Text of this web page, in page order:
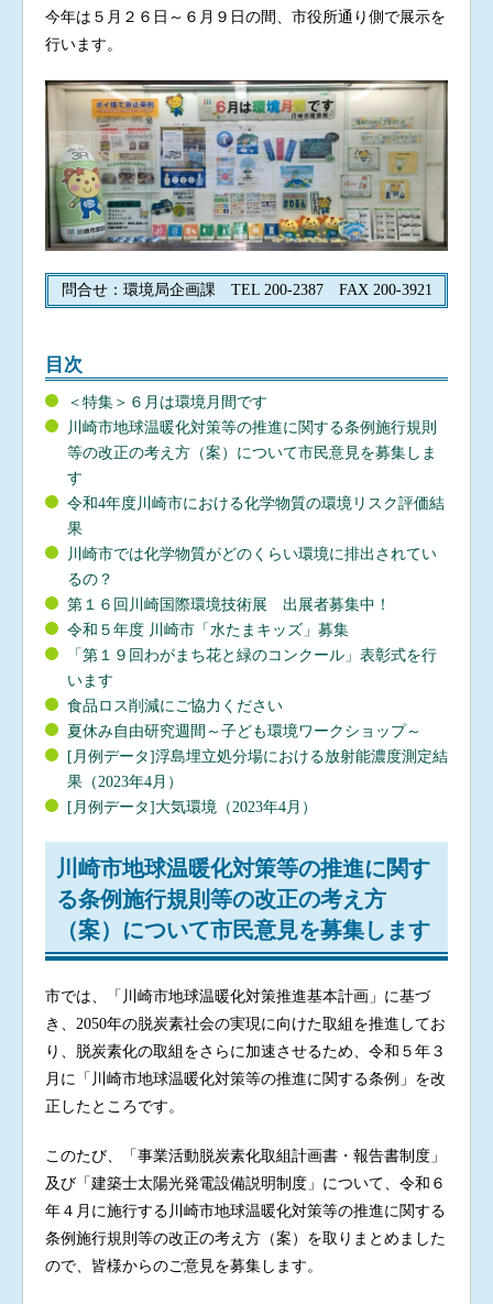
今年は５月２６日～６月９日の間、市役所通り側で展示を
行います。
問合せ：環境局企画課 TEL 200-2387 FAX 200-3921
目次
＜特集＞６月は環境月間です
川崎市地球温暖化対策等の推進に関する条例施行規則
等の改正の考え方（案）について市民意見を募集しま
す
令和4年度川崎市における化学物質の環境リスク評価結
果
川崎市では化学物質がどのくらい環境に排出されてい
るの？
第１６回川崎国際環境技術展 出展者募集中！
令和５年度 川崎市「水たまキッズ」募集
「第１９回わがまち花と緑のコンクール」表彰式を行
います
食品ロス削減にご協力ください
夏休み自由研究週間～子ども環境ワークショップ～
[月例データ]浮島埋立処分場における放射能濃度測定結
果（2023年4月）
[月例データ]大気環境（2023年4月）
川崎市地球温暖化対策等の推進に関す
る条例施行規則等の改正の考え方
（案）について市民意見を募集します
市では、「川崎市地球温暖化対策推進基本計画」に基づ
き、2050年の脱炭素社会の実現に向けた取組を推進してお
り、脱炭素化の取組をさらに加速させるため、令和５年３
月に「川崎市地球温暖化対策等の推進に関する条例」を改
正したところです。
このたび、「事業活動脱炭素化取組計画書・報告書制度」
及び「建築士太陽光発電設備説明制度」について、令和６
年４月に施行する川崎市地球温暖化対策等の推進に関する
条例施行規則等の改正の考え方（案）を取りまとめました
ので、皆様からのご意見を募集します。